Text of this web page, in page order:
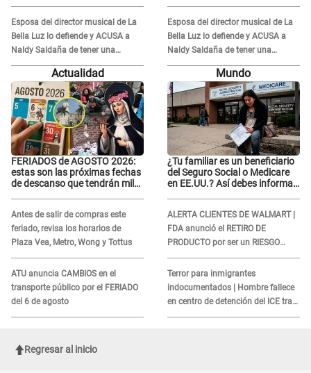
Esposa del director musical de La
Bella Luz lo defiende y ACUSA a
Naldy Saldaña de tener una
relación con él y otros integrantes
Esposa del director musical de La
Bella Luz lo defiende y ACUSA a
Naldy Saldaña de tener una
relación con él y otros integrantes
Actualidad
FERIADOS de AGOSTO 2026:
estas son las próximas fechas
de descanso que tendrán miles
Antes de salir de compras este
feriado, revisa los horarios de
Plaza Vea, Metro, Wong y Tottus
ATU anuncia CAMBIOS en el
transporte público por el FERIADO
del 6 de agosto
Mundo
¿Tu familiar es un beneficiario
del Seguro Social o Medicare
en EE.UU.? Así debes informar
ALERTA CLIENTES DE WALMART |
FDA anunció el RETIRO DE
PRODUCTO por ser un RIESGO
MORTAL para consumidores: ¿Cuál
es?
Terror para inmigrantes
indocumentados | Hombre fallece
en centro de detención del ICE tras
sufrir una "emergencia médica"
Regresar al inicio